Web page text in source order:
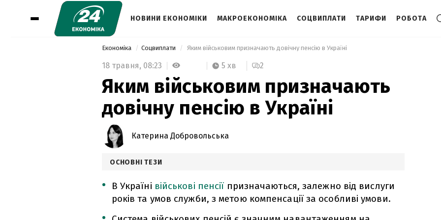
НОВИНИ ЕКОНОМІКИ МАКРОЕКОНОМІКА СОЦВИПЛАТИ ТАРИФИ РОБОТА
Економіка Соцвиплати Яким військовим призначають довічну пенсію в Україні
18 травня, 08:23 5 хв 2
Яким військовим призначають
довічну пенсію в Україні
Катерина Добровольська
ОСНОВНІ ТЕЗИ
В Україні військові пенсії призначаються, залежно від вислуги
років та умов служби, з метою компенсації за особливі умови.